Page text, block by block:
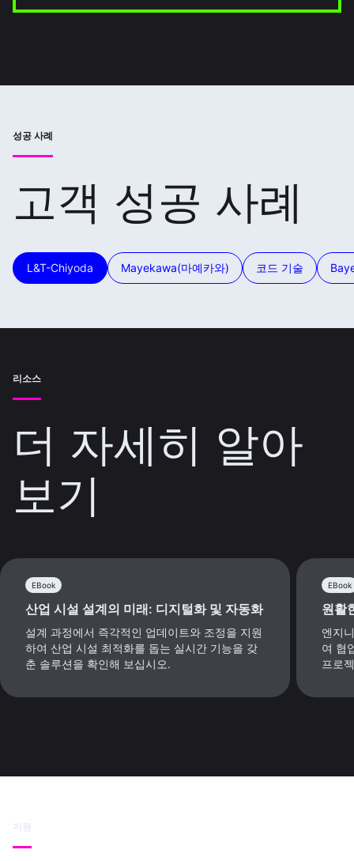
성공 사례
고객 성공 사례
L&T-Chiyoda Mayekawa(마예카와) 코드 기술
리소스
더 자세히 알아
보기
EBook
산업 시설 설계의 미래: 디지털화 및 자동화
설계 과정에서 즉각적인 업데이트와 조정을 지원
하여 산업 시설 최적화를 돕는 실시간 기능을 갖
춘 솔루션을 확인해 보십시오.
EBook
원활
엔지
여 협
프로
지원